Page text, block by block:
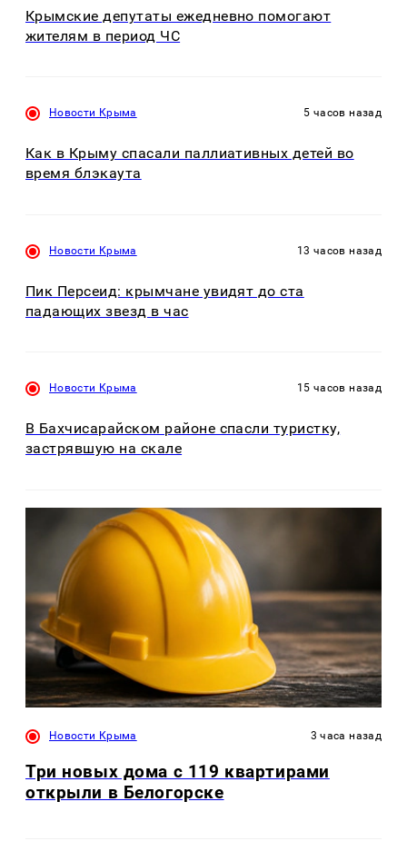
Крымские депутаты ежедневно помогают
жителям в период ЧС
Новости Крыма 5 часов назад
Как в Крыму спасали паллиативных детей во
время блэкаута
Новости Крыма 13 часов назад
Пик Персеид: крымчане увидят до ста
падающих звезд в час
Новости Крыма 15 часов назад
В Бахчисарайском районе спасли туристку,
застрявшую на скале
Новости Крыма 3 часа назад
Три новых дома с 119 квартирами
открыли в Белогорске